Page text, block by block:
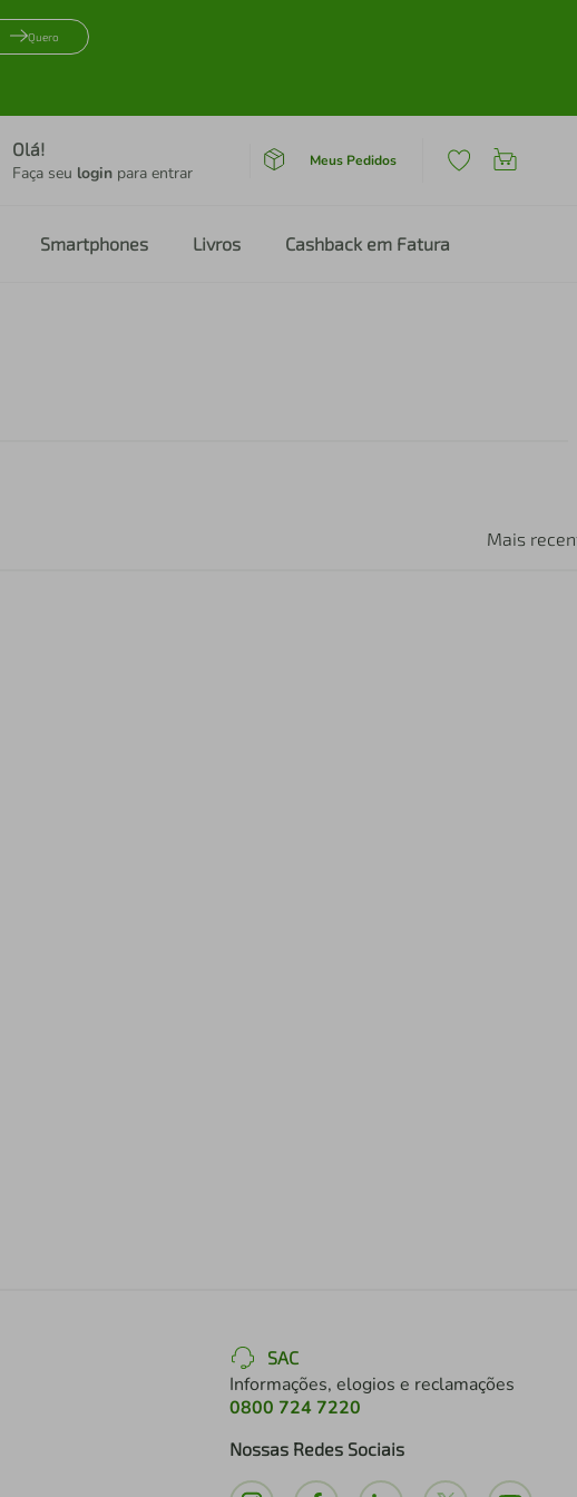
Quero
Olá!
Faça seu login para entrar
Meus Pedidos
Smartphones Livros Cashback em Fatura
Mais
SAC
Informações, elogios e reclamações
0800 724 7220
Nossas Redes Sociais